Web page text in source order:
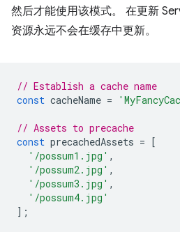
然后才能使用该模式。 在更新
资源永远不会在缓存中更新。
// Establish a cache name
const cacheName =
// Assets to precache
const precachedAssets =
[
'/possum1.jpg' ,
'/possum2.jpg' ,
'/possum3.jpg' ,
'/possum4.jpg'
];